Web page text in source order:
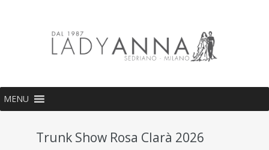
MENU
Trunk Show Rosa Clarà 2026